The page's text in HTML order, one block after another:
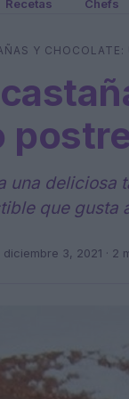
Recetas Chefs
Y
una deliciosa
que gusta
diciembre 3, 2021 · 2